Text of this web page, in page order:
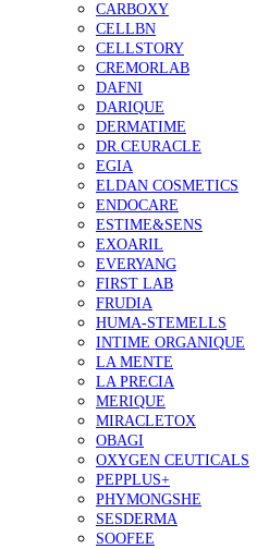
CARBOXY
CELLBN
CELLSTORY
CREMORLAB
DAFNI
DARIQUE
DERMATIME
DR.CEURACLE
EGIA
ELDAN COSMETICS
ENDOCARE
ESTIME&SENS
EXOARIL
EVERYANG
FIRST LAB
FRUDIA
HUMA-STEMELLS
INTIME ORGANIQUE
LA MENTE
LA PRECIA
MERIQUE
MIRACLETOX
OBAGI
OXYGEN CEUTICALS
PEPPLUS+
PHYMONGSHE
SESDERMA
SOOFEE